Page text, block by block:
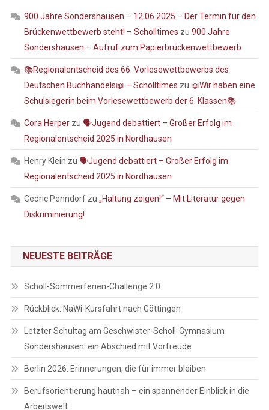
900 Jahre Sondershausen – 12.06.2025 – Der Termin für den
Brückenwettbewerb steht! – Scholltimes zu 900 Jahre
Sondershausen – Aufruf zum Papierbrückenwettbewerb
📚Regionalentscheid des 66. Vorlesewettbewerbs des
Deutschen Buchhandels📖 – Scholltimes zu 📖Wir haben eine
Schulsiegerin beim Vorlesewettbewerb der 6. Klassen📚
Cora Herperzu 🗣️Jugend debattiert – Großer Erfolg im
Regionalentscheid 2025 in Nordhausen
Henry Klein zu 🗣️Jugend debattiert – Großer Erfolg im
Regionalentscheid 2025 in Nordhausen
Cedric Penndorfzu „Haltung zeigen!“ – Mit Literatur gegen
Diskriminierung!
NEUESTE BEITRÄGE
Scholl-Sommerferien-Challenge 2.0
Rückblick: NaWi-Kursfahrt nach Göttingen
Letzter Schultag am Geschwister-Scholl-Gymnasium
Sondershausen: ein Abschied mit Vorfreude
Berlin 2026: Erinnerungen, die für immer bleiben
Berufsorientierung hautnah – ein spannender Einblick in die
Arbeitswelt